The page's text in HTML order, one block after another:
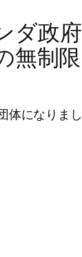
政府
無制
体になりま